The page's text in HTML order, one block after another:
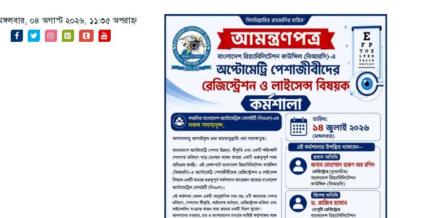
০৪ অগাস্ট ২০২৬, ১১:৩৫ অপরাহ্ন